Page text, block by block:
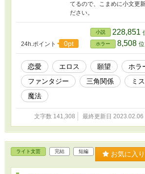
てるので、こまめに小文更
ださい。
24h.ポイント 0pt
小説 228,851
ホラー 8,508
恋愛 エロス 願望
ホラ
ファンタジー
三角関係
ミ
魔法
文字数 141,308 最終更新日 2023.02.06
ライト文芸 完結 短編 お気に入